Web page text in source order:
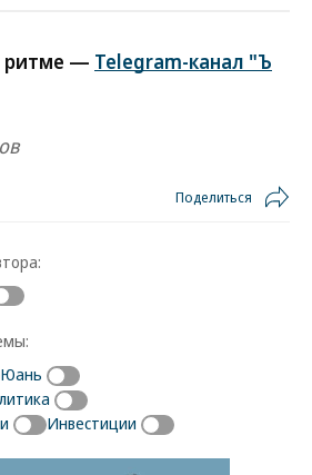
ритме — Telegram-канал "Ъ
Поделиться
Юань
Инвестиции